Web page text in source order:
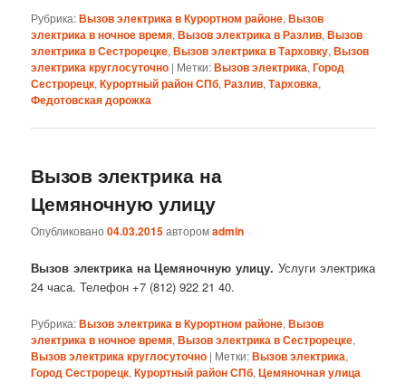
Рубрика:Вызов электрика в Курортном районе,Вызов
электрика в ночное время,Вызов электрика в Разлив,Вызов
электрика в Сестрорецке,Вызов электрика в Тарховку,Вызов
электрика круглосуточно | Метки:Вызов электрика,Город
Сестрорецк,Курортный район СПб,Разлив,Тарховка,
Федотовская дорожка
Вызов электрика на
Цемяночную улицу
Опубликовано04.03.2015авторомadmin
Вызов электрика на Цемяночную улицу. Услуги электрика
24 часа. Телефон +7 (812) 922 21 40.
Рубрика:Вызов электрика в Курортном районе,Вызов
электрика в ночное время,Вызов электрика в Сестрорецке,
Вызов электрика круглосуточно | Метки:Вызов электрика,
Город Сестрорецк,Курортный район СПб,Цемяночная улица